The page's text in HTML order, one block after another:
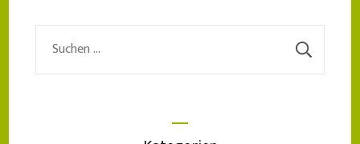
Suchen